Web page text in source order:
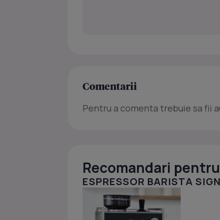
Comentarii
Pentru a comenta trebuie sa fii
Recomandari
ESPRESSOR BARISTA